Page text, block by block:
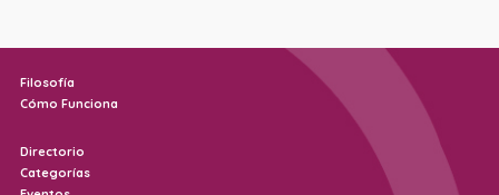
Filosofía
Cómo Funciona
Directorio
Categorías